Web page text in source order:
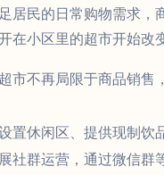
居民的日常购物需求
小区里的超市开始改变
市不再局限于商品销
置休闲区、提供现制饮
社群运营，通过微信群